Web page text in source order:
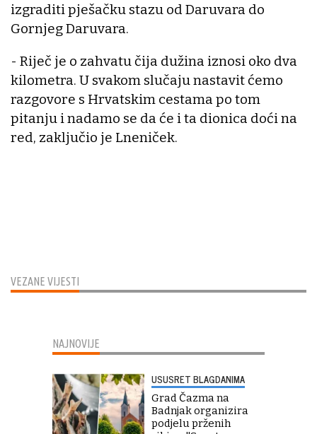
VEZANE VIJESTI
izgraditi pješačku stazu od Daruvara do
Gornjeg Daruvara.
- Riječ je o zahvatu čija dužina iznosi oko dva
kilometra. U svakom slučaju nastavit ćemo
razgovore s Hrvatskim cestama po tom
pitanju i nadamo se da će i ta dionica doći na
red, zaključio je Lneniček.
NAJNOVIJE
USUSRET BLAGDANIMA
Grad Čazma na
Badnjak organizira
podjelu prženih